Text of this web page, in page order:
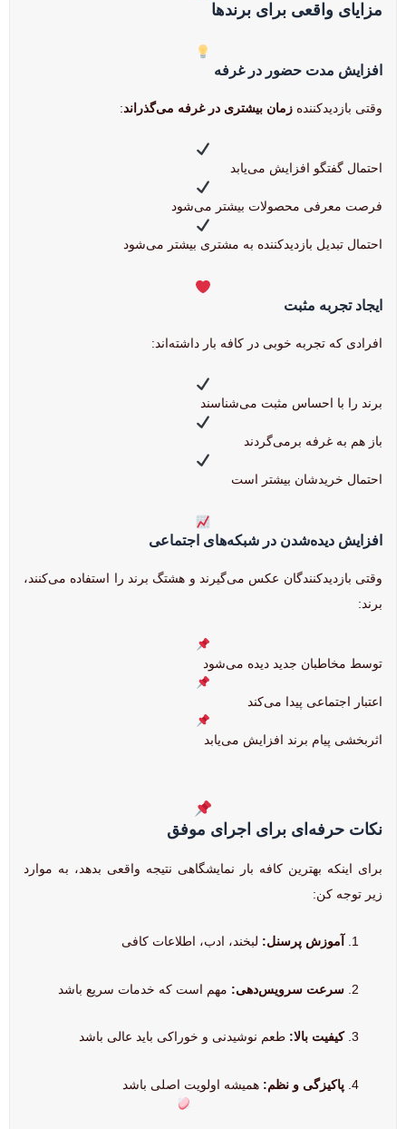
مزایای واقعی برای برندها
افزایش مدت حضور در غرفه
وقتی بازدیدکننده زمان بیشتری در غرفه می‌گذراند:
احتمال گفتگو افزایش می‌یابد
فرصت معرفی محصولات بیشتر می‌شود
احتمال تبدیل بازدیدکننده به مشتری بیشتر می‌شود
ایجاد تجربه مثبت
افرادی که تجربه خوبی در کافه بار داشته‌اند:
برند را با احساس مثبت می‌شناسند
باز هم به غرفه برمی‌گردند
احتمال خریدشان بیشتر است
افزایش دیده‌شدن در شبکه‌های اجتماعی
وقتی بازدیدکنندگان عکس می‌گیرند و هشتگ برند را استفاده می‌کنند،
برند:
توسط مخاطبان جدید دیده می‌شود
اعتبار اجتماعی پیدا می‌کند
اثربخشی پیام برند افزایش می‌یابد
نکات حرفه‌ای برای اجرای موفق
برای اینکه بهترین کافه بار نمایشگاهی نتیجه واقعی بدهد، به موارد
زیر توجه کن:
آموزش پرسنل: لبخند، ادب، اطلاعات کافی
سرعت سرویس‌دهی: مهم است که خدمات سریع باشد
کیفیت بالا: طعم نوشیدنی و خوراکی باید عالی باشد
پاکیزگی و نظم: همیشه اولویت اصلی باشد